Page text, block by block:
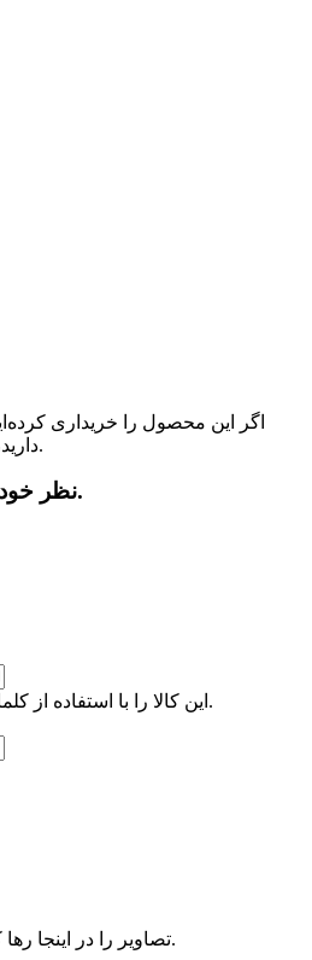
اگر این محصول را خریداری
دارید، می‌توانید نظر خود ثبت کنید.
نظر خود را با ما در میان بگذارید.
این کالا را با استفاده از کلمات کوتاه و ساده توضیح دهید.
تصاویر را در اینجا رها کنید و یا برای آپلود کلیک کنید.